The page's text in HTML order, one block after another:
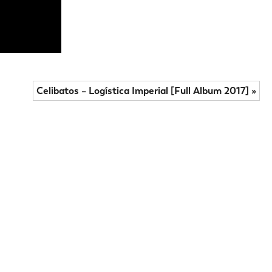
Celibatos – Logística Imperial [Full Album 2017] »